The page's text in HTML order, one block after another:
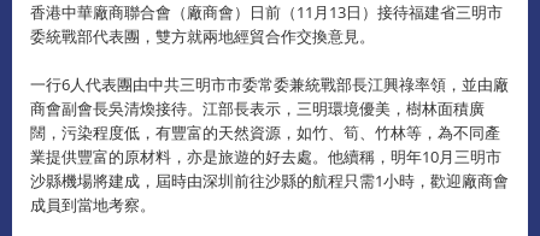
香港中華廠商聯合會（廠商會）日前（11月13日）接待福建省三明市
委統戰部代表團，雙方就兩地經貿合作交換意見。
一行6人代表團由中共三明市市委常委兼統戰部長江興祿率領，並由廠
商會副會長吳清煥接待。江部長表示，三明環境優美，樹林面積廣
闊，污染程度低，有豐富的天然資源，如竹、筍、竹林等，為不同產
業提供豐富的原材料，亦是旅遊的好去處。他續稱，明年10月三明市
沙縣機場將建成，屆時由深圳前往沙縣的航程只需1小時，歡迎廠商會
成員到當地考察。